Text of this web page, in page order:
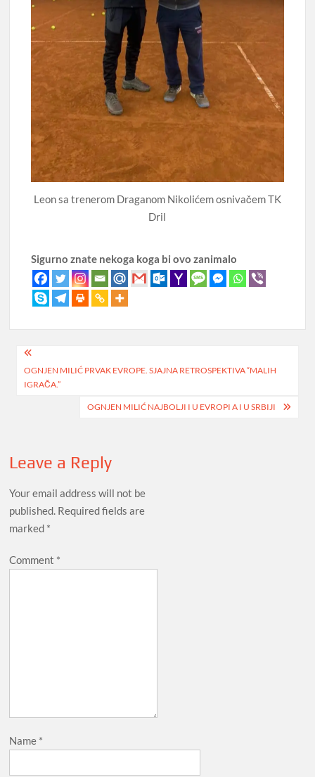
Leon sa trenerom Draganom Nikolićem osnivačem TK
Dril
Sigurno znate nekoga koga bi ovo zanimalo
Post
navigation
OGNJEN MILIĆ PRVAK EVROPE. SJAJNA RETROSPEKTIVA “MALIH
IGRAČA.”
OGNJEN MILIĆ NAJBOLJI I U EVROPI A I U SRBIJI
Leave a Reply
Your email address will not be
published. Required fields are
marked *
Comment *
Name *